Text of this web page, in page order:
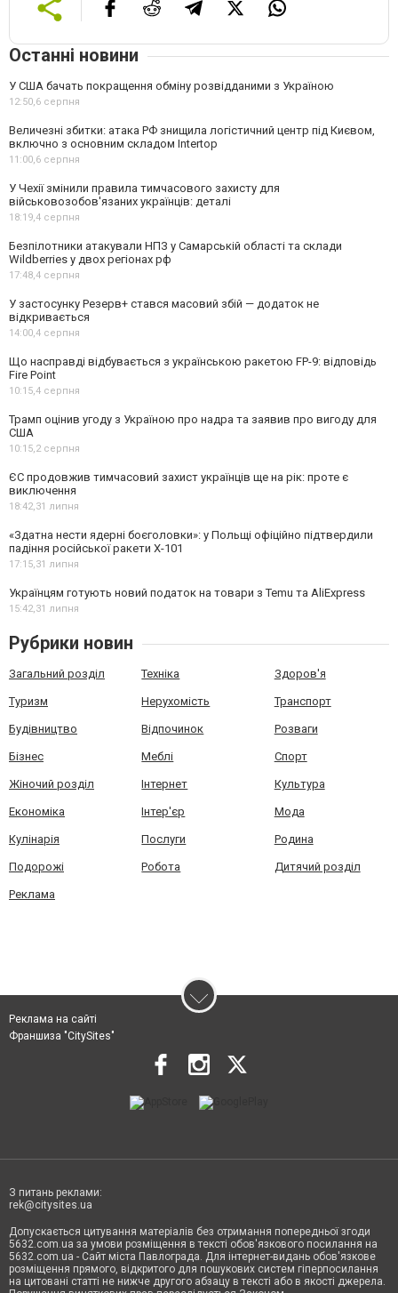
Останні новини
У США бачать покращення обміну розвідданими з Україною
12:50,6 серпня
Величезні збитки: атака РФ знищила логістичний центр під Києвом,
включно з основним складом Intertop
11:00,6 серпня
У Чехії змінили правила тимчасового захисту для
військовозобов'язаних українців: деталі
18:19,4 серпня
Безпілотники атакували НПЗ у Самарській області та склади
Wildberries у двох регіонах рф
17:48,4 серпня
У застосунку Резерв+ стався масовий збій — додаток не
відкривається
14:00,4 серпня
Що насправді відбувається з українською ракетою FP-9: відповідь
Fire Point
10:15,4 серпня
Трамп оцінив угоду з Україною про надра та заявив про вигоду для
США
10:15,2 серпня
ЄС продовжив тимчасовий захист українців ще на рік: проте є
виключення
18:42,31 липня
«Здатна нести ядерні боєголовки»: у Польщі офіційно підтвердили
падіння російської ракети Х-101
17:15,31 липня
Українцям готують новий податок на товари з Temu та AliExpress
15:42,31 липня
Рубрики новин
Загальний розділ Техніка Здоров'я
Туризм Нерухомість Транспорт
Будівництво Відпочинок Розваги
Бізнес Меблі Спорт
Жіночий розділ Інтернет Культура
Економіка Інтер'єр Мода
Кулінарія Послуги Родина
Подорожі Робота Дитячий розділ
Реклама
Реклама на сайті
Франшиза "CitySites"
З питань реклами:
rek@citysites.ua
Допускається цитування матеріалів без отримання попередньої згоди
5632.com.ua за умови розміщення в тексті обов'язкового посилання на
5632.com.ua - Сайт міста Павлограда. Для інтернет-видань обов'язкове
розміщення прямого, відкритого для пошукових систем гіперпосилання
на цитовані статті не нижче другого абзацу в тексті або в якості джерела.